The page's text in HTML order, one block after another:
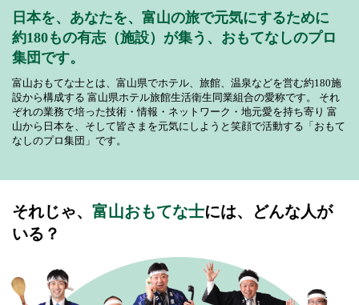
日本を、あなたを、富山の旅で元気にするために
約180もの有志（施設）が集う、おもてなしのプロ
集団です。
富山おもてな士とは、富山県でホテル、旅館、温泉などを営む約180施
設から構成する 富山県ホテル旅館生活衛生同業組合の愛称です。
それ
ぞれの業務で培った技術・情報・ネットワーク・地元愛を持ち寄り 富
山から日本を、そして皆さまを元気にしようと笑顔で活動する「おもて
なしのプロ集団」です。
それじゃ、 富山おもてな士には、どんな人が
いる？